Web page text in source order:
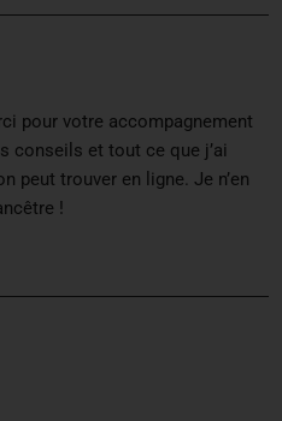
pour votre accompagnement
conseils et tout ce que j’ai
peut trouver en ligne. Je n’en
!